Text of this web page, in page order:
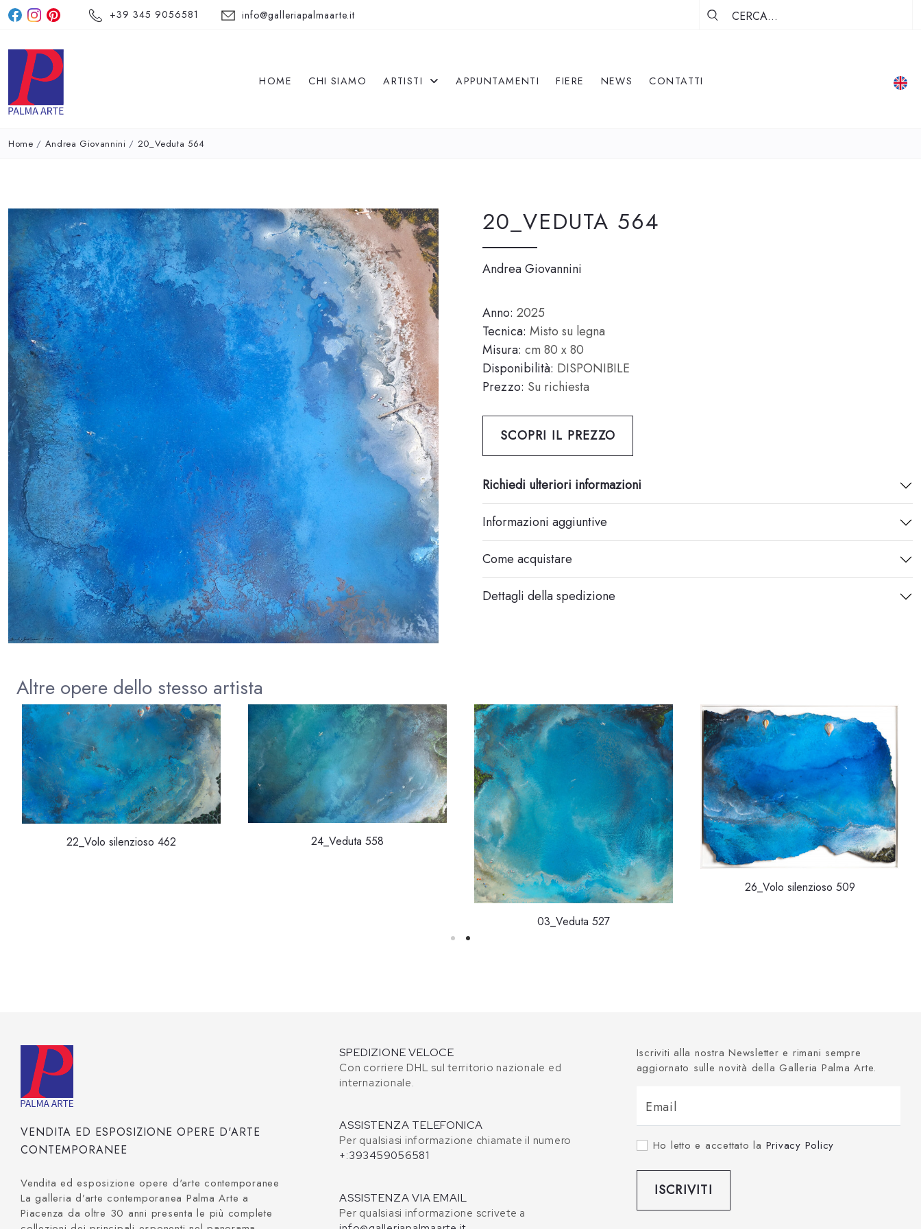
+39 345 9056581 info@galleriapalmaarte.it
HOME CHI SIAMO ARTISTI APPUNTAMENTI FIERE NEWS CONTATTI
Home / Andrea Giovannini / 20_Veduta 564
20_VEDUTA 564
Andrea Giovannini
Anno: 2025
Tecnica: Misto su legna
Misura: cm 80 x 80
Disponibilità: DISPONIBILE
Prezzo: Su richiesta
SCOPRI IL PREZZO
Richiedi ulteriori informazioni
Informazioni aggiuntive
Come acquistare
Dettagli della spedizione
Altre opere dello stesso artista
22_Volo silenzioso 462 24_Veduta 558
03_Veduta 527
26_Volo silenzioso 509
VENDITA ED ESPOSIZIONE OPERE D'ARTE
CONTEMPORANEE
Vendita ed esposizione opere d'arte contemporanee
La galleria d’arte contemporanea Palma Arte a
Piacenza da oltre 30 anni presenta le più complete
SPEDIZIONE VELOCE
Con corriere DHL sul territorio nazionale ed
internazionale.
ASSISTENZA TELEFONICA
Per qualsiasi informazione chiamate il numero
+:393459056581
ASSISTENZA VIA EMAIL
Per qualsiasi informazione scrivete a
Iscriviti alla nostra Newsletter e rimani sempre
aggiornato sulle novità della Galleria Palma Arte.
Email
Ho letto e accettato la Privacy Policy
ISCRIVITI